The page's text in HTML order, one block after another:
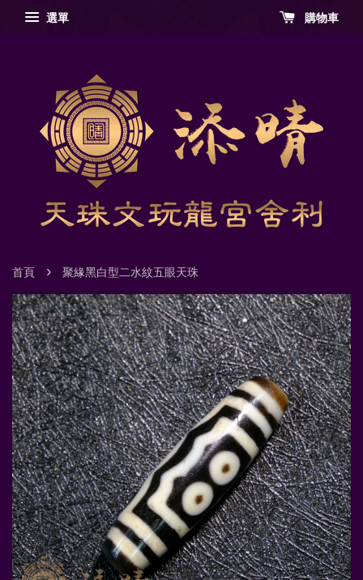
選單 購物車
首頁 › 聚緣黑白型二水紋五眼天珠